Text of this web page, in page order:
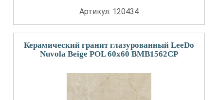
Артикул: 120434
Керамический гранит глазурованный LeeDo
Nuvola Beige POL 60x60 BMB1562CP